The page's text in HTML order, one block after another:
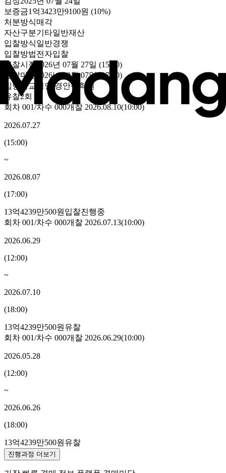
보증금1억3423만9100원 (10%)
처분방식매각
자산구분기타일반재산
입찰방식일반경쟁
입찰방법전자입찰
입찰시작
2026년 07월 27일 (15:00)
입찰마감
2026년 08월 07일 (17:00)
집행
학교법인 경안신학원
유찰2회
회차 001/차수 000개찰 2026.08.10(10:00)
2026.07.27
(15:00)
~
2026.08.07
(17:00)
13억4239만500원 입찰진행중
회차 001/차수 000개찰 2026.07.13(10:00)
2026.06.29
(12:00)
~
2026.07.10
(18:00)
13억4239만500원 유찰
회차 001/차수 000개찰 2026.06.29(10:00)
2026.05.28
(12:00)
~
2026.06.26
(18:00)
13억4239만500원 유찰
진행과정 더보기